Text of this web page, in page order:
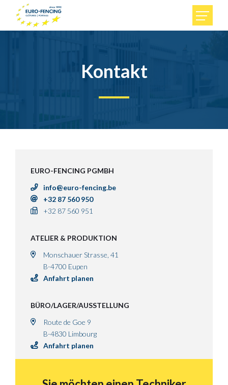
Privat
Kontakt
EURO-FENCING PGMBH
info@euro-fencing.be
+32 87 560 950
+32 87 560 951
ATELIER & PRODUKTION
Monschauer Strasse, 41
B-4700 Eupen
Anfahrt planen
BÜRO/LAGER/AUSSTELLUNG
Route de Goe 9
B-4830 Limbourg
Anfahrt planen